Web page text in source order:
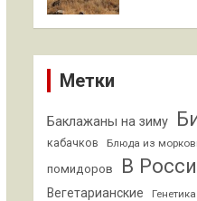
Метки
Баклажаны на зиму
кабачков
Блюда из
помидоров
В
Вегетарианские Генетика